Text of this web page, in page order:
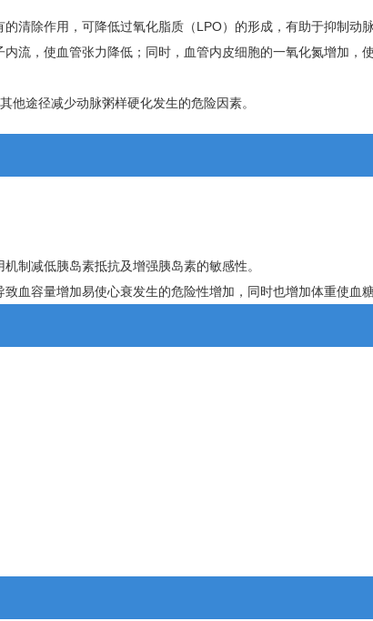
除作用，可降低过氧化脂质（LPO）的形成，有助于抑制动脉
流，使血管张力降低；同时，血管内皮细胞的一氧化氮增加，
他途径减少动脉粥样硬化发生的危险因素。
制减低胰岛素抵抗及增强胰岛素的敏感性。
血容量增加易使心衰发生的危险性增加，同时也增加体重使血糖